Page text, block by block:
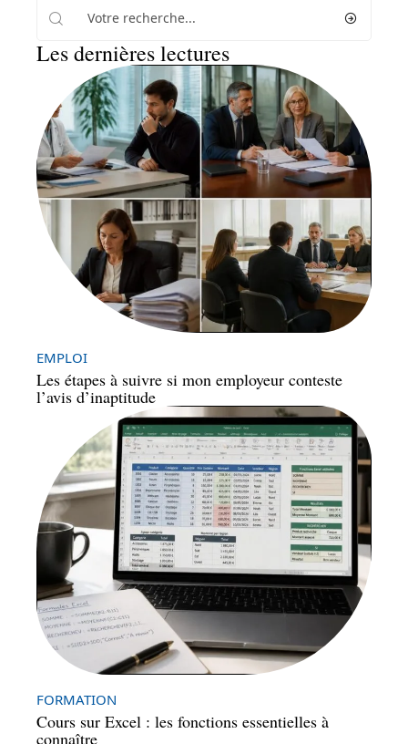
Les dernières lectures
EMPLOI
Les étapes à suivre si mon employeur conteste
l’avis d’inaptitude
FORMATION
Cours sur Excel : les fonctions essentielles à
connaître